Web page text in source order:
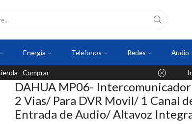
Energia Telefonos Redes Audio
Comprar
DAHUA MP06-
2 Vias/ Para DVR Movil/ 1 Canal
Entrada de Audio/ Altavoz